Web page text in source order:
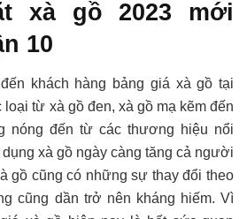
xà gồ 2023 mới
10
khách hàng bảng giá xà gồ tại
loại từ xà gồ đen, xà gồ mạ kẽm đến
nóng đến từ các thương hiệu nổi
xà gồ ngày càng tăng cả người
gồ cũng có những sự thay đổi theo
cũng dần trở nên kháng hiếm. Vì